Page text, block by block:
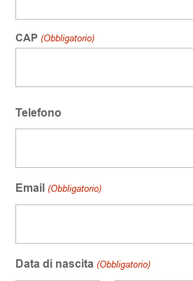
CAP
Telefono
Email (Obbligatorio)
Data di nascita (Obbligatorio)